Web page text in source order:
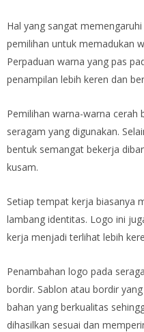
Hal yang sangat
pemilihan untuk memadukan
Perpaduan warna yang pas
penampilan lebih keren dan
Pemilihan warna-warna cerah
seragam yang digunakan.
bentuk semangat bekerja
kusam.
Setiap tempat kerja biasanya
lambang identitas. Logo ini
kerja menjadi terlihat lebih
Penambahan logo pada
bordir. Sablon atau bordir
bahan yang berkualitas
dihasilkan sesuai dan